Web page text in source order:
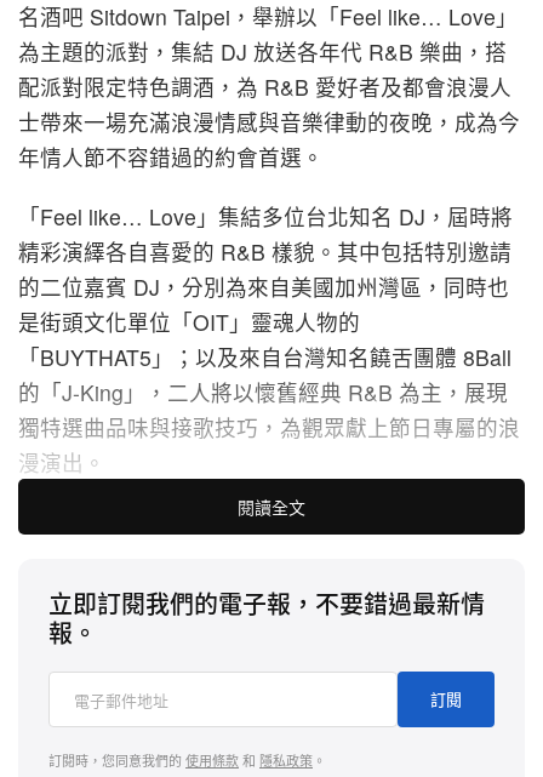
名酒吧 Sitdown Taipei ，舉辦以「Feel like… Love 」
為主題的派對，集結 DJ 放送各年代 R&B 樂曲， 搭
配派對限定特色調酒，為 R&B 愛好者及都會浪漫人
士帶來一場充滿浪漫情感與音樂律動的夜晚， 成為今
年情人節不容錯過的約會首選。
「Feel like… Love」集結多位台北知名 DJ，屆時將
精彩演繹各自喜愛的 R&B 樣貌。其中包括特別邀請
的二位嘉賓 DJ，分別為來自美國加州灣區，同時也
是街頭文化單位「OIT」靈魂人物的
「BUYTHAT5」；以及來自台灣知名饒舌團體 8Ball
的「J-King」，二人將以懷舊經典 R&B 為主，展現
獨特選曲品味與接歌技巧，為觀眾獻上節日專屬的浪
漫演出。
除特別來賓以外，Butter Taipei 主理人 DOJADOG
主軸，揉合嘻哈、爵士、靈魂樂，甚至浩室等多元曲
風元素，共構讓人沉醉且充滿驚喜的音樂之旅，更期
望為觀眾帶來如同奶油般柔順的浪漫體驗。
Butter Taipei「Feel like… Love」
閱讀全文
立即訂閱我們的電子報，不要錯過最新情
報。
訂閱
訂閱時，您同意我們的 使用條款和 隱私政策 。